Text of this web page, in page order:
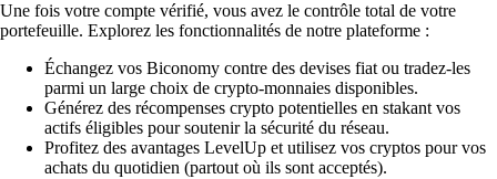
Une fois votre compte vérifié, vous avez le contrôle total de votre
portefeuille. Explorez les fonctionnalités de notre plateforme :
Échangez vos Biconomy contre des devises fiat ou tradez-les
parmi un large choix de crypto-monnaies disponibles.
Générez des récompenses crypto potentielles en stakant vos
actifs éligibles pour soutenir la sécurité du réseau.
Profitez des avantages LevelUp et utilisez vos cryptos pour vos
achats du quotidien (partout où ils sont acceptés).